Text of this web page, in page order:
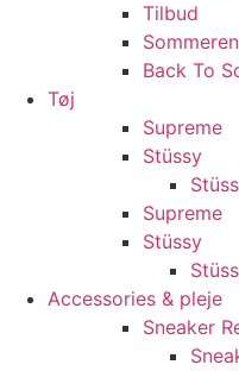
Tilbud
Back To
Tøj
Supreme
Stüssy
Supreme
Stüssy
Accessories & pleje
Sneaker